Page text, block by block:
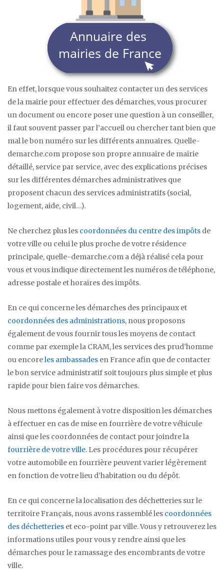
En effet, lorsque vous souhaitez contacter un des services
de la mairie pour effectuer des démarches, vous procurer
un document ou encore poser une question à un conseiller,
il faut souvent passer par l’accueil ou chercher tant bien que
mal le bon numéro sur les différents annuaires. Quelle-
demarche.com propose son propre annuaire de mairie
détaillé, service par service, avec des explications précises
sur les différentes démarches administratives que
proposent chacun des services administratifs (social,
logement, aide, civil…).
Ne cherchez plus les coordonnées du centre des impôts de
votre ville ou celui le plus proche de votre résidence
principale, quelle-demarche.com a déjà réalisé cela pour
vous et vous indique directement les numéros de téléphone,
adresse postale et horaires des impôts.
En ce qui concerne les démarches des principaux et
coordonnées des administrations, nous proposons
également de vous fournir tous les moyens de contact
comme par exemple la CRAM, les services des prud’homme
ou encoreles ambassades en France afin que de contacter
le bon service administratif soit toujours plus simple et plus
rapide pour bien faire vos démarches.
Nous mettons également à votre disposition les démarches
à effectuer en cas de mise en fourrière de votre véhicule
ainsi que les coordonnées de contact pour joindre la
fourrière de votre ville. Les procédures pour récupérer
votre automobile en fourrière peuvent varier légèrement
en fonction de votre lieu d’habitation ou du dépôt.
En ce qui concerne la localisation des déchetteries sur le
territoire Français, nous avons rassemblé les coordonnées
des déchetteries et eco-point par ville. Vous y retrouverez les
informations utiles pour vous y rendre ainsi que les
démarches pour le ramassage des encombrants de votre
ville.